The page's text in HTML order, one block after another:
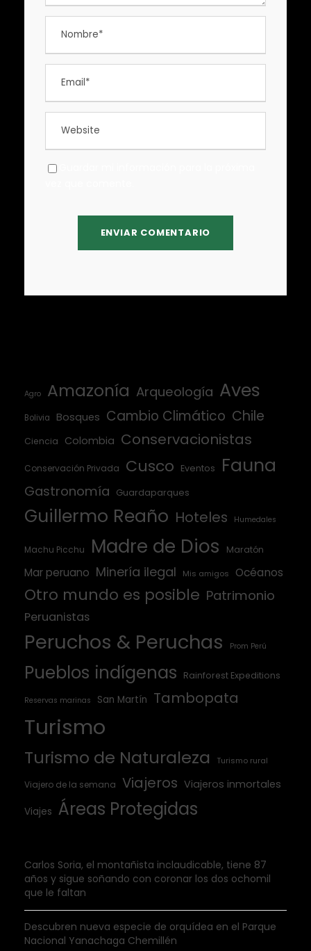
Agro Amazonía Arqueología Aves
Bolivia Bosques Cambio Climático Chile
Ciencia Colombia Conservacionistas
Conservación Privada Cusco Eventos Fauna
Gastronomía Guardaparques
Guillermo Reaño Hoteles Humedales
Machu Picchu Madre de Dios Maratón
Mar peruano Minería ilegal Mis amigos Océanos
Otro mundo es posible Patrimonio
Peruanistas
Peruchos & Peruchas Prom Perú
Pueblos indígenas Rainforest Expeditions
Reservas marinas San Martín Tambopata
Turismo
Turismo de Naturaleza Turismo rural
Viajero de la semana Viajeros Viajeros inmortales
Viajes Áreas Protegidas
Carlos Soria, el montañista inclaudicable, tiene 87
años y sigue soñando con coronar los dos ochomil
que le faltan
Descubren nueva especie de orquídea en el Parque
Nacional Yanachaga Chemillén